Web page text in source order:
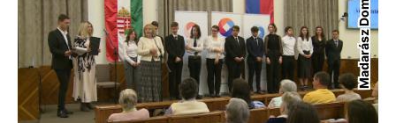
Madarász Dominik